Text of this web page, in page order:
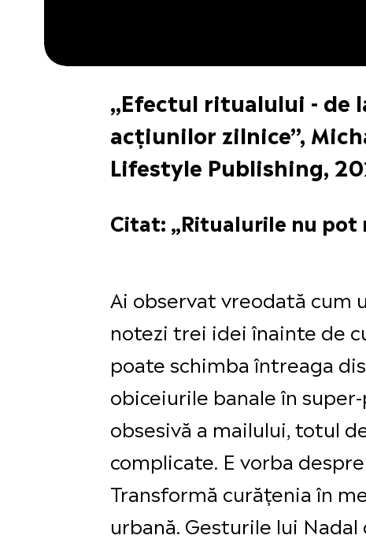
„Efectul ritualului - de
acțiunilor zilnice”,
Lifestyle Publishing,
Citat: „Ritualurile nu pot
Ai observat vreodată cum
notezi trei idei înainte de
poate schimba întreaga
obiceiurile banale în
obsesivă a mailului, totul
complicate. E vorba
Transformă curățenia în
urbană. Gesturile lui